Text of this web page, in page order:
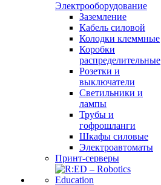
Электрооборудование
Заземление
Кабель силовой
Колодки клеммные
Коробки
распределительные
Розетки и
выключатели
Светильники и
лампы
Трубы и
гофрошланги
Шкафы силовые
Электроавтоматы
Принт-серверы